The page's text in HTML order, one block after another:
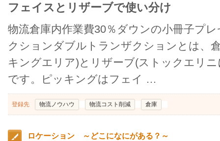
フェイスとリザーブで使い分け
物流倉庫内作業費30％ダウンの小冊子プ
クションダブルトランザクションとは、
キングエリア)とリザーブ(ストックエリ
です。ピッキングはフェイ …
登録先 物流ノウハウ 物流コスト削減 倉庫
ロケーション ～どこになにがある？～